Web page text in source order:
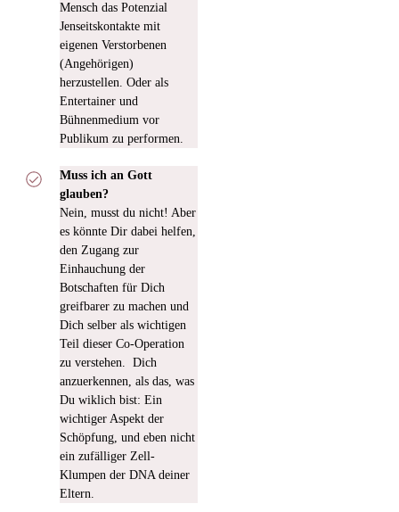
Mensch das Potenzial
Jenseitskontakte mit
eigenen Verstorbenen
(Angehörigen)
herzustellen. Oder als
Entertainer und
Bühnenmedium vor
Publikum zu performen.
Muss ich an Gott
glauben?
Nein, musst du nicht! Aber
es könnte Dir dabei helfen,
den Zugang zur
Einhauchung der
Botschaften für Dich
greifbarer zu machen und
Dich selber als wichtigen
Teil dieser Co-Operation
zu verstehen. Dich
anzuerkennen, als das, was
Du wiklich bist: Ein
wichtiger Aspekt der
Schöpfung, und eben nicht
ein zufälliger Zell-
Klumpen der DNA deiner
Eltern.